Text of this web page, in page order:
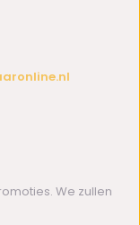
We zullen